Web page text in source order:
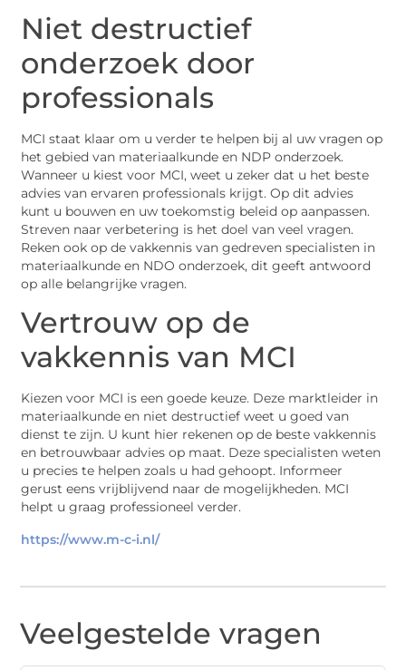
Niet destructief
onderzoek door
professionals
MCI staat klaar om u verder te helpen bij al uw vragen op
het gebied van materiaalkunde en NDP onderzoek.
Wanneer u kiest voor MCI, weet u zeker dat u het beste
advies van ervaren professionals krijgt. Op dit advies
kunt u bouwen en uw toekomstig beleid op aanpassen.
Streven naar verbetering is het doel van veel vragen.
Reken ook op de vakkennis van gedreven specialisten in
materiaalkunde en NDO onderzoek, dit geeft antwoord
op alle belangrijke vragen.
Vertrouw op de
vakkennis van MCI
Kiezen voor MCI is een goede keuze. Deze marktleider in
materiaalkunde en niet destructief weet u goed van
dienst te zijn. U kunt hier rekenen op de beste vakkennis
en betrouwbaar advies op maat. Deze specialisten weten
u precies te helpen zoals u had gehoopt. Informeer
gerust eens vrijblijvend naar de mogelijkheden. MCI
helpt u graag professioneel verder.
https://www.m-c-i.nl/
Veelgestelde vragen